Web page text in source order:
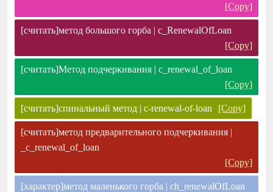
[Copy]
[считать]метод большого горба | c_RenewalOfLoan
[Copy]
[считать]Метод подчеркивания | c_renewal_of_loan
[Copy]
[считать]спинальный метод | c-renewal-of-loan [Copy]
[считать]метод предварительного подчеркивания |
_c_renewal_of_loan
[Copy]
[характер]метод маленького горба | ch_renewalOfLoan